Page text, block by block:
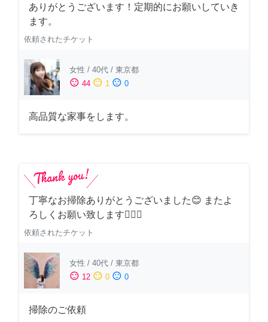
ありがとうございます！定期的にお願いしていき
ます。
依頼されたチケット
女性 / 40代 / 東京都
sentiment_satisfied 44 sentiment_neutral 1 sentiment_dissatisfied 0
高品質な家事をします。
丁寧なお掃除ありがとうございました😊 またよ
ろしくお願い致します🙆‍♀️✨
依頼されたチケット
女性 / 40代 / 東京都
sentiment_satisfied 12 sentiment_neutral 0 sentiment_dissatisfied 0
掃除のご依頼